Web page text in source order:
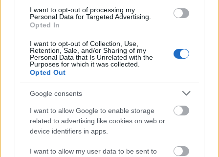
I want to opt-out of processing my
Personal Data for Targeted Advertising.
Opted In
I want to opt-out of Collection, Use,
Retention, Sale, and/or Sharing of my
Personal Data that Is Unrelated with the
Purposes for which it was collected.
Opted Out
Google consents
I want to allow Google to enable storage
related to advertising like cookies on web or
device identifiers in apps.
I want to allow my user data to be sent to
ahogy aFloatingis végig újabb és újabb rétegeket
hoz be. A kiadóvezető
Phonodánál jelent meg, és illeszkedik a dub techno
és deep house között mozgó kiadó profiljába; a
a leginkább dallamközpontú szám az összes
Facebook